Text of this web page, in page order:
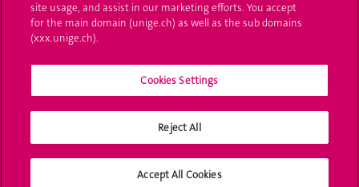
UNIGE Mobile
site usage, and assist in our marketing efforts. You accept
for the main domain (unige.ch) as well as the sub domains
(xxx.unige.ch).
Cookies Settings
Reject All
Accept All Cookies